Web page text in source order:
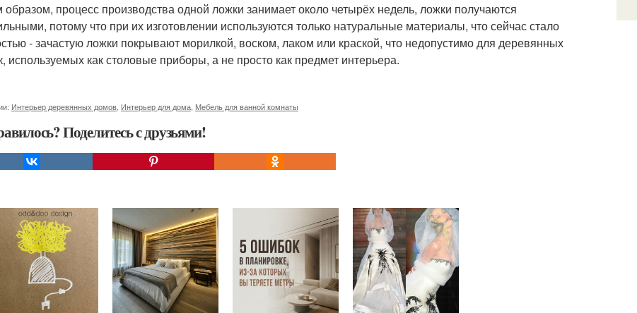
образом, процесс производства одной ложки занимает около четырёх недель, ложки получаются
потому что при их изготовлении используются только натуральные материалы, что сейчас стало
- зачастую ложки покрывают морилкой, воском, лаком или краской, что недопустимо для деревянных
используемых как столовые приборы, а не просто как предмет интерьера.
Интерьер деревянных домов Интерьер для дома Мебель для ванной комнаты
Поделитесь с друзьями!